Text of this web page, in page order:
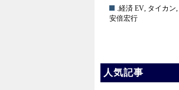
.経済 EV, タイカン,
安倍宏行
人気記事